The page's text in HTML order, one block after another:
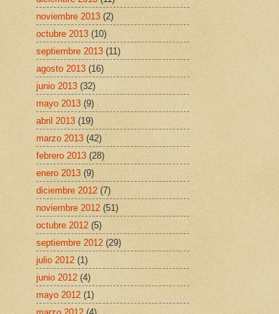
noviembre 2013 (2)
octubre 2013 (10)
septiembre 2013 (11)
agosto 2013 (16)
junio 2013 (32)
mayo 2013 (9)
abril 2013 (19)
marzo 2013 (42)
febrero 2013 (28)
enero 2013 (9)
diciembre 2012 (7)
noviembre 2012 (51)
octubre 2012 (5)
septiembre 2012 (29)
julio 2012 (1)
junio 2012 (4)
mayo 2012 (1)
marzo 2012 (4)